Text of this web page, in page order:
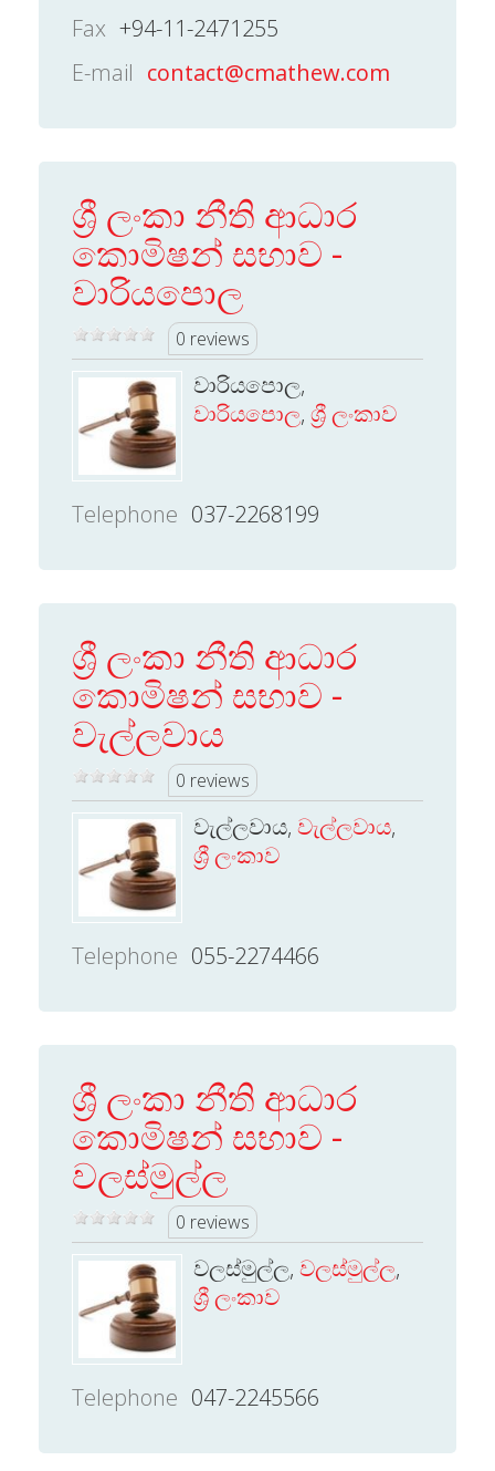
Fax +94-11-2471255
E-mail contact@cmathew.com
ශ්‍රී ලංකා නීති ආධාර
කොමිෂන් සභාව -
වාරියපොල
0 reviews
වාරියපොල,
වාරියපොල, ශ්‍රී ලංකාව
Telephone 037-2268199
ශ්‍රී ලංකා නීති ආධාර
කොමිෂන් සභාව -
වැල්ලවාය
0 reviews
වැල්ලවාය, වැල්ලවාය,
ශ්‍රී ලංකාව
Telephone 055-2274466
ශ්‍රී ලංකා නීති ආධාර
කොමිෂන් සභාව -
වලස්මුල්ල
0 reviews
වලස්මුල්ල, වලස්මුල්ල,
ශ්‍රී ලංකාව
Telephone 047-2245566